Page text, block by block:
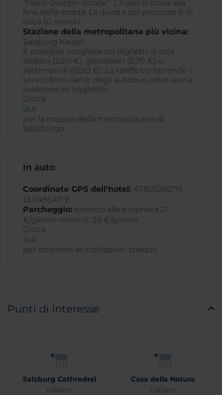
"Franz-Joseph-Straße". L'hotel si trova alla
fine della strada. La durata del percorso è di
circa 10 minuti.
Stazione della metropolitana più vicina:
Salzburg Kiesel
È possibile scegliere tra biglietti di sola
andata (2,60 €), giornalieri (5,70 €) o
settimanali (15,50 €). La tariffa comprende i
servizi ferroviari e degli autobus, oltre a una
selezione di traghetti.
Clicca
qui
per la mappa della metropolitana di
Salisburgo.
In auto
Coordinate GPS dell'hotel: 47.805382°N
13.048547°E
Parcheggio: esterno alla proprietà 21
€/giorno Interno: 29 €/giorno
Clicca
qui
per ottenere le indicazioni stradali.
Punti di Interesse
Salzburg Cathredral
0.85km
Casa della Natura
0.82km